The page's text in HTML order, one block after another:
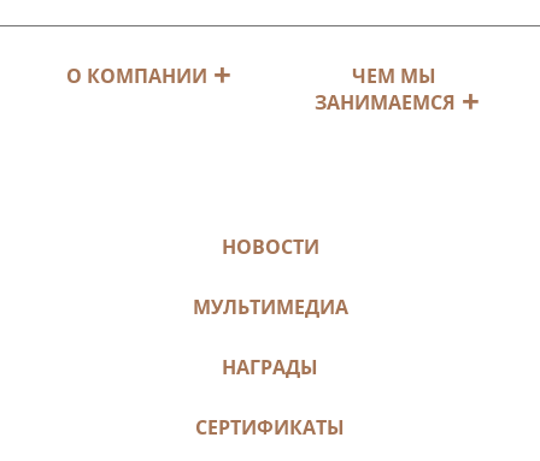
О КОМПАНИИ
ЧЕМ МЫ
ЗАНИМАЕМСЯ
НОВОСТИ
МУЛЬТИМЕДИА
НАГРАДЫ
СЕРТИФИКАТЫ